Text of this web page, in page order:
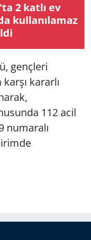
2 katlı ev
kullanılamaz
gençleri
kararlı
112 acil
numaralı